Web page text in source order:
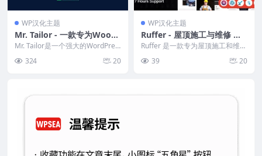
WP汉化主题
Mr. Tailor - 一款专为WooC
ommerce设计的电子商务W
Mr. Tailor是一个强大的WordPres
的...324 20
WP汉化主题
Ruffer - 屋顶施工与维修 Wo
rdPress 主题
Ruffer 是一款专为屋顶施工和维修
用...39 20